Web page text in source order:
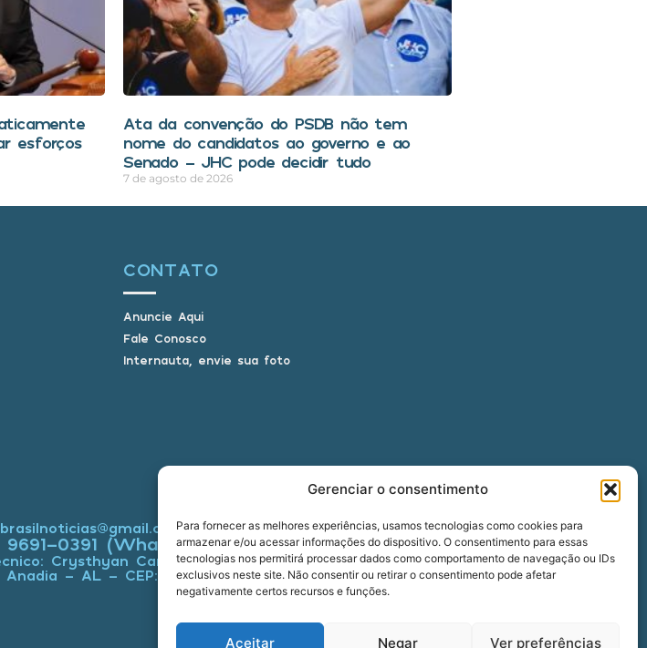
Gerenciar o consentimento
Para fornecer as melhores experiências, usamos tecnologias como cookies para
armazenar e/ou acessar informações do dispositivo. O consentimento para essas
tecnologias nos permitirá processar dados como comportamento de navegação ou IDs
exclusivos neste site. Não consentir ou retirar o consentimento pode afetar
negativamente certos recursos e funções.
Aceitar Negar Ver preferências
esforços
Ata da convenção do PSDB não tem
nome do candidatos ao governo e ao
Senado – JHC pode decidir tudo
7 de agosto de 2026
CONTATO
Anuncie Aqui
Fale Conosco
Internauta, envie sua foto
0391 (Whatsapp)
Crysthyan Carlos
- AL - CEP: 57660-000